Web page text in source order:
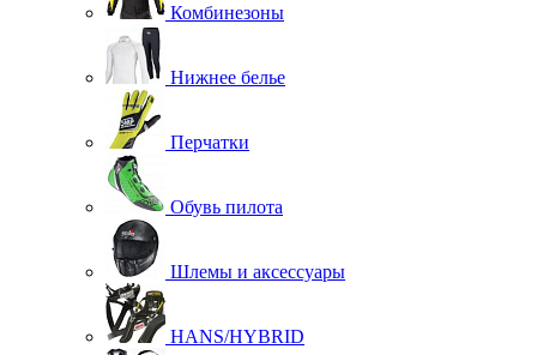
Комбинезоны
Нижнее белье
Перчатки
Обувь пилота
Шлемы и аксессуары
HANS/HYBRID